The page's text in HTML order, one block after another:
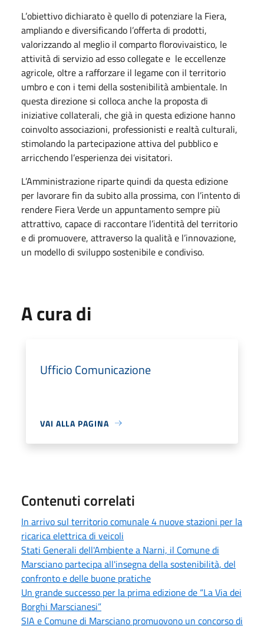
L’obiettivo dichiarato è quello di potenziare la Fiera,
ampliando e diversificando l’offerta di prodotti,
valorizzando al meglio il comparto florovivaistico, le
attività di servizio ad esso collegate e le eccellenze
agricole, oltre a rafforzare il legame con il territorio
umbro e con i temi della sostenibilità ambientale. In
questa direzione si colloca anche la proposta di
iniziative collaterali, che già in questa edizione hanno
coinvolto associazioni, professionisti e realtà culturali,
stimolando la partecipazione attiva del pubblico e
arricchendo l’esperienza dei visitatori.
L’Amministrazione riparte quindi da questa edizione
per lavorare fin da subito alla prossima, con l’intento di
rendere Fiera Verde un appuntamento sempre più
attrattivo, capace di raccontare l’identità del territorio
e di promuovere, attraverso la qualità e l’innovazione,
un modello di sviluppo sostenibile e condiviso.
A cura di
Ufficio Comunicazione
VAI ALLA PAGINA
Contenuti correlati
In arrivo sul territorio comunale 4 nuove stazioni per la
ricarica elettrica di veicoli
Stati Generali dell'Ambiente a Narni, il Comune di
Marsciano partecipa all'insegna della sostenibilità, del
confronto e delle buone pratiche
Un grande successo per la prima edizione de “La Via dei
Borghi Marscianesi”
SIA e Comune di Marsciano promuovono un concorso di